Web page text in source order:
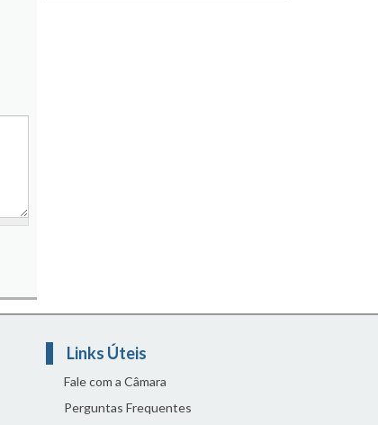
Links Úteis
Fale com a Câmara
Perguntas Frequentes